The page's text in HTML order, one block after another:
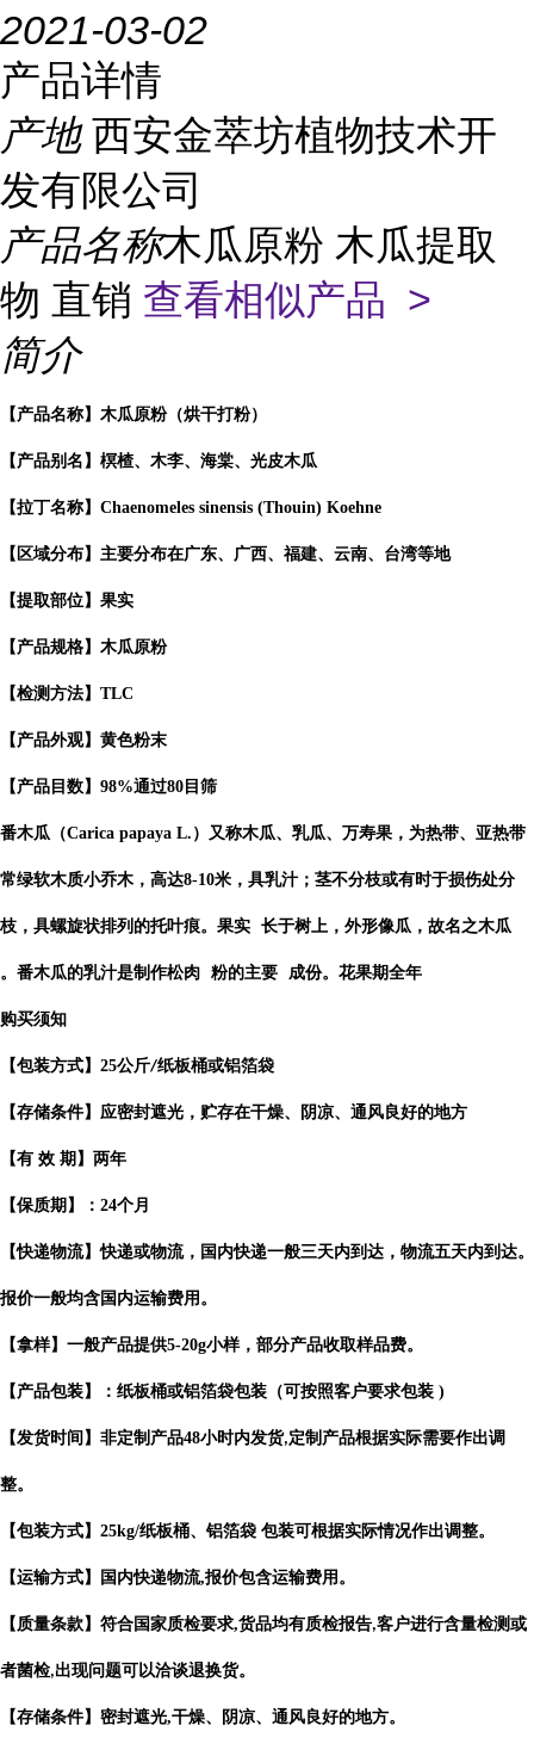
2021-03-02
产品详情
产地 西安金萃坊植物技术开
发有限公司
产品名称木瓜原粉 木瓜提取
物 直销 查看相似产品 >
简介
【产品名称】木瓜原粉（烘干打粉）
【产品别名】榠楂、木李、海棠、光皮木瓜
【拉丁名称】Chaenomeles sinensis (Thouin) Koehne
【区域分布】主要分布在广东、广西、福建、云南、台湾等地
【提取部位】果实
【产品规格】木瓜原粉
【检测方法】TLC
【产品外观】黄色粉末
【产品目数】98%通过80目筛
番木瓜（Carica papaya L.）又称木瓜、乳瓜、万寿果，为热带、亚热带
常绿软木质小乔木，高达8-10米，具乳汁；茎不分枝或有时于损伤处分
枝，具螺旋状排列的托叶痕。 果实 长于树上，外形像瓜，故名之木瓜
。番木瓜的乳汁是制作松肉 粉的主要 成份。花果期全年
购买须知
【包装方式】 25公斤/纸板桶或铝箔袋
【存储条件】应密封遮光，贮存在干燥、阴凉、通风良好的地方
【有 效 期】两年
【保质期】： 24个月
【快递物流】快递或物流，国内快递一般三天内到达，物流五天内到达。
报价一般均含国内运输费用。
【拿样】一般产品提供5-20g小样，部分产品收取样品费。
【产品包装】：纸板桶或铝箔袋包装（可按照客户要求包装 )
【发货时间】非定制产品48小时内发货,定制产品根据实际需要作出调
整。
【包装方式】 25kg/纸板桶、铝箔袋 包装可根据实际情况作出调整。
【运输方式】国内快递物流,报价包含运输费用。
【质量条款】符合国家质检要求,货品均有质检报告,客户进行含量检测或
者菌检,出现问题可以洽谈退换货。
【存储条件】密封遮光,干燥、阴凉、通风良好的地方。